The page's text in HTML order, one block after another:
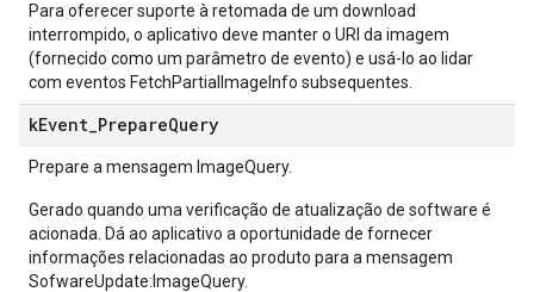
Para oferecer suporte à retomada de um download
interrompido, o aplicativo deve manter o URI da imagem
(fornecido como um parâmetro de evento) e usá-lo ao lidar
com eventos FetchPartialImageInfo subsequentes.
kEvent PrepareQuery
Prepare a mensagem ImageQuery.
Gerado quando uma verificação de atualização de software é
acionada. Dá ao aplicativo a oportunidade de fornecer
informações relacionadas ao produto para a mensagem
SofwareUpdate:ImageQuery.